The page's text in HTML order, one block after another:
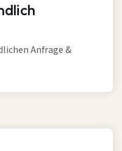
Anfrage &